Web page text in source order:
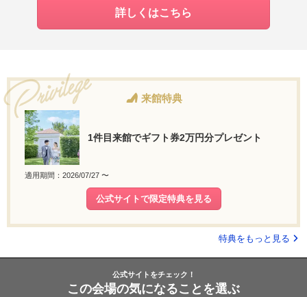
詳しくはこちら
来館特典
1件目来館でギフト券2万円分プレゼント
適用期間：2026/07/27 〜
公式サイトで限定特典を見る
特典をもっと見る
公式サイトをチェック！
この会場の気になることを選ぶ